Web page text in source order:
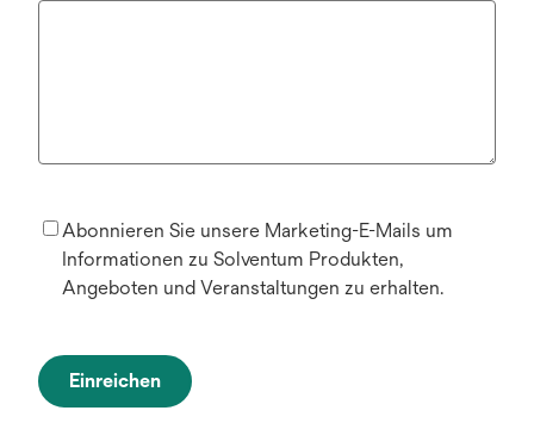
Abonnieren Sie unsere Marketing-E-Mails um
Informationen zu Solventum Produkten,
Angeboten und Veranstaltungen zu erhalten.
Einreichen